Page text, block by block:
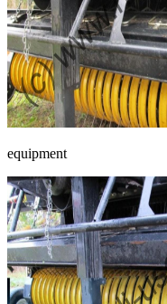
equipment